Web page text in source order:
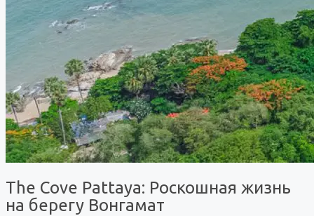
The Cove Pattaya: Роскошная жизнь
на берегу Вонгамат